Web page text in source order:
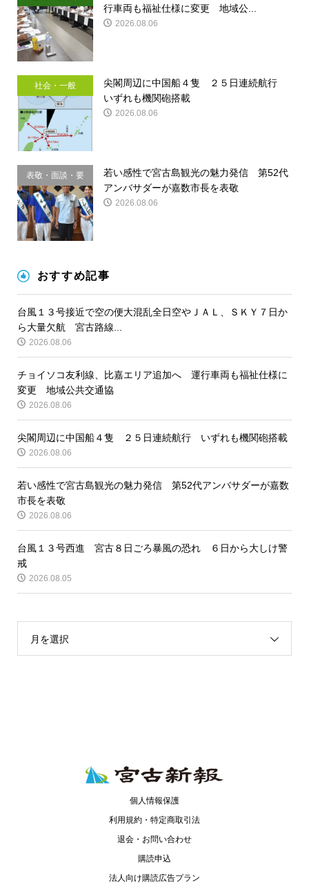
行車両も福祉仕様に変更 地域公...
2026.08.06
社会・一般
尖閣周辺に中国船４隻 ２５日連続航行
いずれも機関砲搭載
2026.08.06
表敬・面談・要
請
若い感性で宮古島観光の魅力発信 第52代
アンバサダーが嘉数市長を表敬
2026.08.06
おすすめ記事
台風１３号接近で空の便大混乱全日空やＪＡＬ、ＳＫＹ７日か
ら大量欠航 宮古路線...
2026.08.06
チョイソコ友利線、比嘉エリア追加へ 運行車両も福祉仕様に
変更 地域公共交通協
2026.08.06
尖閣周辺に中国船４隻 ２５日連続航行 いずれも機関砲搭載
2026.08.06
若い感性で宮古島観光の魅力発信 第52代アンバサダーが嘉数
市長を表敬
2026.08.06
台風１３号西進 宮古８日ごろ暴風の恐れ ６日から大しけ警
戒
2026.08.05
月を選択
個人情報保護
利用規約・特定商取引法
退会・お問い合わせ
購読申込
法人向け購読広告プラン